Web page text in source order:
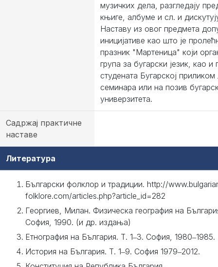
музичких дела, разгледаjу
књиге, албуме и сл. и
Наставу из овог предмета
инициjативе као што jе
празник "Мартеница" коjи
група за бугарски jезик, као и
студената Бугарскоj
семинара или на позив
универзитета.
Садржај практичне
наставе
Литература
Български фолклор и традиции. http://
folklore.com/articles.php?article_id=282
Георгиев, Милан. Физическа география на
София, 1990. (и др. издања)
Етнография на България. Т. 1‒3. София, 1980‒1985.
История на България. Т. 1‒9. София 1979‒2012.